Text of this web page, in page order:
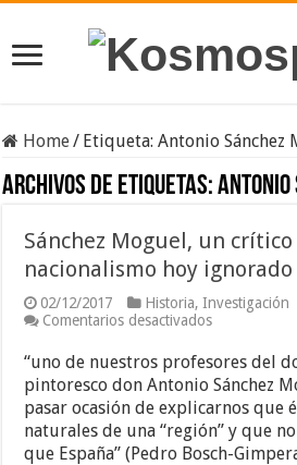
Home/ Etiqueta:Antonio Sánchez
Archivos de etiquetas:Antonio
Sánchez Moguel, un crítico
nacionalismo hoy ignorado
02/12/2017 Historia,Investigación
Comentarios desactivadosen
Moguel,
un
crítico
del
nacionalismo
hoy
ignorado
“uno de nuestros profesores del
pintoresco don Antonio Sánchez
pasar ocasión de explicarnos que
naturales de una “región” y que
que España” (Pedro Bosch-